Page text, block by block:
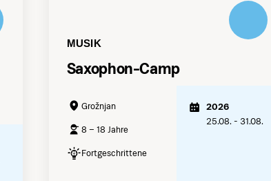
MUSIK
Saxophon-Camp
Grožnjan
8 – 18 Jahre
Fortgeschrittene
2026
25.08. - 31.08.